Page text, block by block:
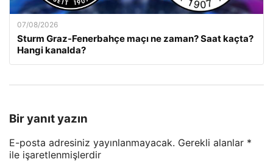
07/08/2026
Sturm Graz-Fenerbahçe maçı ne zaman? Saat kaçta?
Hangi kanalda?
Bir yanıt yazın
E-posta adresiniz yayınlanmayacak. Gerekli alanlar *
ile işaretlenmişlerdir